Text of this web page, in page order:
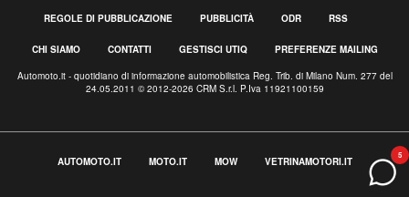
5
REGOLE DI PUBBLICAZIONE PUBBLICITÀ ODR RSS
CHI SIAMO CONTATTI GESTISCI UTIQ PREFERENZE MAILING
Automoto.it - quotidiano di informazione automobilistica Reg. Trib. di Milano Num. 277 del
24.05.2011 © 2012-2026 CRM S.r.l. P.Iva 11921100159
AUTOMOTO.IT MOTO.IT MOW VETRINAMOTORI.IT